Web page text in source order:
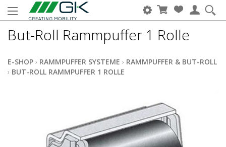
But-Roll Rammpuffer 1 Rolle
E-SHOP › RAMMPUFFER SYSTEME › RAMMPUFFER & BUT-ROLL
› BUT-ROLL RAMMPUFFER 1 ROLLE